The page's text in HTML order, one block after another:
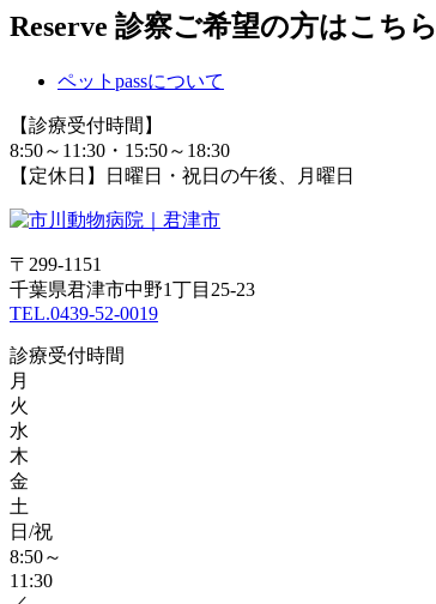
Reserve 診察ご希望の方はこちら
ペットpassについて
【診療受付時間】
8:50～11:30・15:50～18:30
【定休日】日曜日・祝日の午後、月曜日
〒299-1151
千葉県君津市中野1丁目25‐23
TEL.0439-52-0019
診療受付時間
月
火
水
木
金
土
日/祝
8:50～
11:30